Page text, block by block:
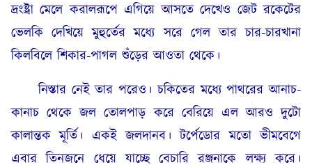
দ্ৰংষ্ট্রা মেলে করালরূপে এগিয়ে আসতে দেখেও জেট রকেটের
ভেলকি দেখিয়ে মুহুর্তের মধ্যে সরে গেল তার চার-চারখানা
কিলবিলে শিকার-পাগল শুঁড়ের আওতা থেকে।
নিস্তার নেই তার পরেও। চকিতের মধ্যে পাথরের আনাচ-
কানাচ থেকে জল তোলপাড় করে বেরিয়ে এল আরও দুটো
কালান্তক মূর্তি। একই জলদানব। টর্পেডোর মতো ভীমবেগে
এবার তিনজনে ধেয়ে যাচ্ছে বেচারি রঞ্জনাকে লক্ষ্য করে।